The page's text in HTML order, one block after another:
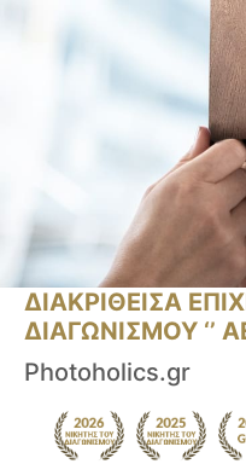
ΔΙΑΚΡΙΘΕΙΣΑ
ΔΙΑΓΩΝΙΣΜΟΥ ‘’
Photoholics.gr